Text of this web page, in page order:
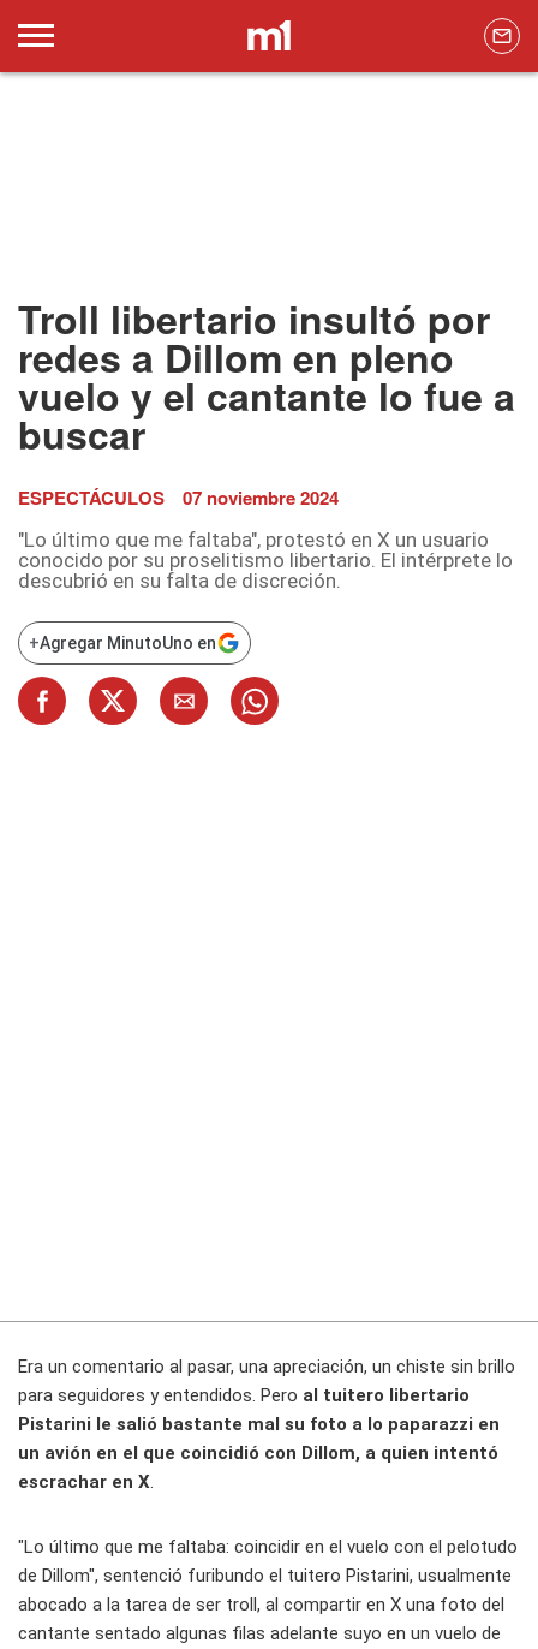
Troll libertario insultó por
redes a Dillom en pleno
vuelo y el cantante lo fue a
buscar
ESPECTÁCULOS 07 noviembre 2024
"Lo último que me faltaba", protestó en X un usuario
conocido por su proselitismo libertario. El intérprete lo
descubrió en su falta de discreción.
+Agregar MinutoUno en
Era un comentario al pasar, una apreciación, un chiste sin brillo
para seguidores y entendidos. Pero al tuitero libertario
Pistarini le salió bastante mal su foto a lo paparazzi en
un avión en el que coincidió con Dillom, a quien intentó
escrachar en X.
"Lo último que me faltaba: coincidir en el vuelo con el pelotudo
de Dillom", sentenció furibundo el tuitero Pistarini, usualmente
abocado a la tarea de ser troll, al compartir en X una foto del
cantante sentado algunas filas adelante suyo en un vuelo de